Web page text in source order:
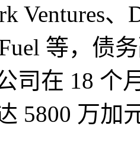
Ventures、
等，债
司在 18 个
5800 万加